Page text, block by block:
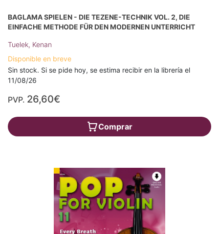
BAGLAMA SPIELEN - DIE TEZENE-TECHNIK VOL. 2, DIE
EINFACHE METHODE FÜR DEN MODERNEN UNTERRICHT
Tuelek, Kenan
Disponible en breve
Sin stock. Si se pide hoy, se estima recibir en la librería el
11/08/26
PVP. 26,60€
Comprar